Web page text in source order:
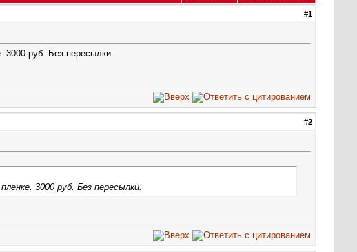
#1
3000 руб. Без пересылки.
#2
3000 руб. Без пересылки.